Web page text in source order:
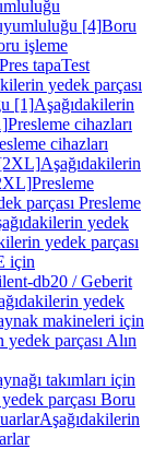
[4]Boru
işleme
tapaTest
yedek parçası
[1]Aşağıdakilerin
Presleme cihazları
cihazları
[2XL]Aşağıdakilerin
Presleme
parçası Presleme
yedek
yedek parçası
için
db20 / Geberit
yedek
makineleri için
yedek parçası Alın
takımları için
parçası Boru
Aşağıdakilerin